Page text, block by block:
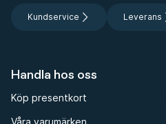
Handla hos oss
Köp presentkort
Kundservice Leverans